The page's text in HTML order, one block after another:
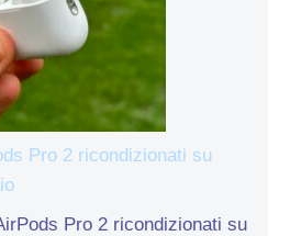
Pro 2 ricondizionati su
Pro 2 ricondizionati su